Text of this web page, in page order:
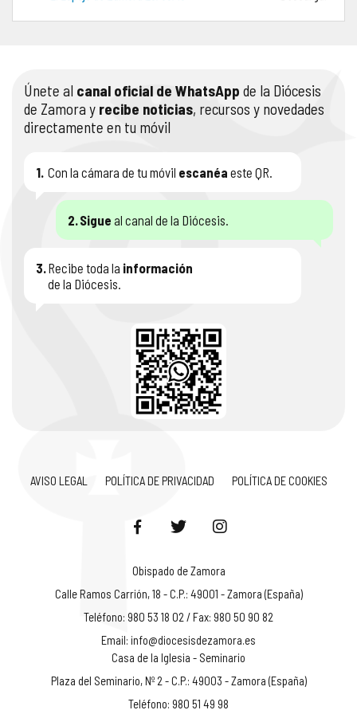
Únete al canal oficial de WhatsApp de la Diócesis
de Zamora y recibe noticias, recursos y novedades
directamente en tu móvil
1. Con la cámara de tu móvil escanéa este QR.
2.Sigue al canal de la Diócesis.
3.Recibe toda la información
de la Diócesis.
AVISO LEGAL POLÍTICA DE PRIVACIDAD POLÍTICA DE COOKIES
Obispado de Zamora
Calle Ramos Carrión, 18 - C.P.: 49001 - Zamora (España)
Teléfono: 980 53 18 02 / Fax: 980 50 90 82
Email: info@diocesisdezamora.es
Casa de la Iglesia - Seminario
Plaza del Seminario, Nº 2 - C.P.: 49003 - Zamora (España)
Teléfono: 980 51 49 98
PORTAL DE TRANSPARENCIA
APOSTOLADO SEGLAR
AUDIOS